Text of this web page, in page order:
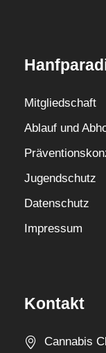
Mitgliedschaft
Ablauf und
Jugendschutz
Datenschutz
Impressum
Kontakt
Cannabis